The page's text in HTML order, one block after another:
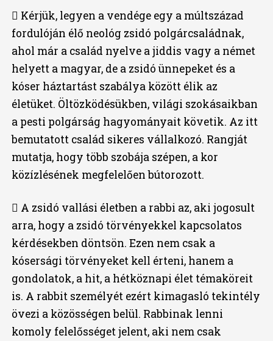
 Kérjük, legyen a vendége egy a múltszázad
fordulóján élő neológ zsidó polgárcsaládnak,
ahol már a család nyelve a jiddis vagy a német
helyett a magyar, de a zsidó ünnepeket és a
kóser háztartást szabálya között élik az
életüket. Öltözködésükben, világi szokásaikban
a pesti polgárság hagyományait követik. Az itt
bemutatott család sikeres vállalkozó. Rangját
mutatja, hogy több szobája szépen, a kor
közízlésének megfelelően bútorozott.
 A zsidó vallási életben a rabbi az, aki jogosult
arra, hogy a zsidó törvényekkel kapcsolatos
kérdésekben döntsön. Ezen nem csak a
kósersági törvényeket kell érteni, hanem a
gondolatok, a hit, a hétköznapi élet témaköreit
is. A rabbit személyét ezért kimagasló tekintély
övezi a közösségen belül. Rabbinak lenni
komoly felelősséget jelent, aki nem csak